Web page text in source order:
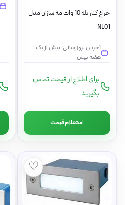
چراغ کنار پله 10 وات مه سازان مدل
NL01
آخرین بروزرسانی: بیش از یک
هفته پیش
برای اطلاع از قیمت تماس
بگیرید
استعلام قیمت
♡